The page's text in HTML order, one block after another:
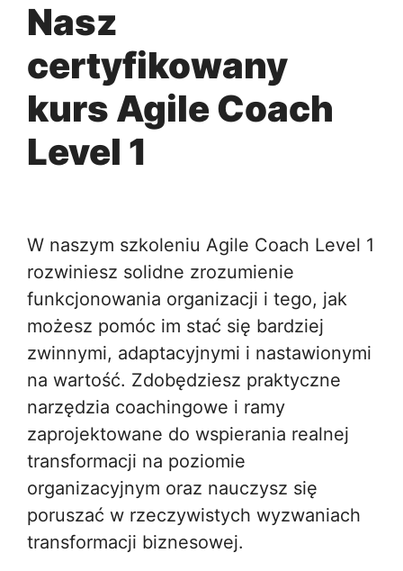
Nasz
certyfikowany
kurs Agile Coach
Level 1
W naszym szkoleniu Agile Coach Level 1
rozwiniesz solidne zrozumienie
funkcjonowania organizacji i tego, jak
możesz pomóc im stać się bardziej
zwinnymi, adaptacyjnymi i nastawionymi
na wartość. Zdobędziesz praktyczne
narzędzia coachingowe i ramy
zaprojektowane do wspierania realnej
transformacji na poziomie
organizacyjnym oraz nauczysz się
poruszać w rzeczywistych wyzwaniach
transformacji biznesowej.